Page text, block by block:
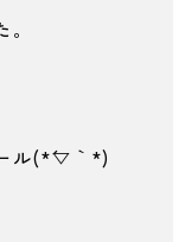
ル(*´▽｀*)